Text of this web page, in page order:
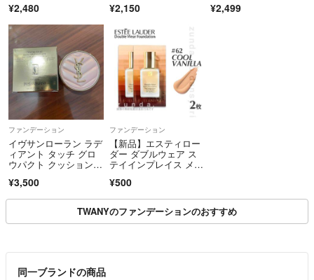
¥2,480 l)
¥2,150 ¥2,499
ファンデーション
イヴサンローラン ラデ
ィアント タッチ グロ
ウパクト クッション B
¥3,500
ファンデーション
【新品】エスティロー
ダー ダブルウェア ス
テイインプレイス メー
ンデーション クール
バニラ 1ml×2枚
¥500
TWANYのファンデーションのおすすめ
同一ブランドの商品